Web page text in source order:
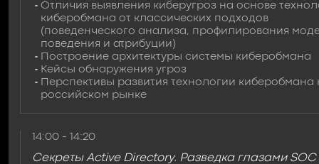
Отличия выявления киберугроз на основе
киберобмана от классических подходов
(поведенческого анализа, профилирования
поведения и атрибуции)
Построение архитектуры системы киберобмана
Кейсы обнаружения угроз
Перспективы развития технологии киберобмана
российском рынке
14:00 - 14:20
Секреты Active Directory. Разведка глазами SOC